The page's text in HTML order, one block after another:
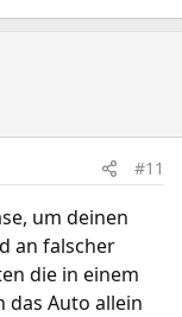
#11
um deinen
an falscher
die in einem
das Auto allein